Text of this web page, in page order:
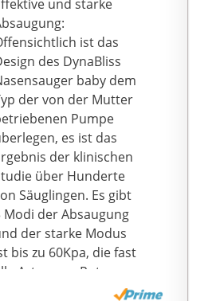
1 *
Die
Wahl sind
und starke
ist das
des DynaBliss
baby dem
der von der Mutter
Pumpe
es ist das
der klinischen
über Hunderte
Säuglingen. Es gibt
Modi der Absaugung
der starke Modus
bis zu 60Kpa, die fast
alle Arten von Rotz
lösen kann, ist diese Art